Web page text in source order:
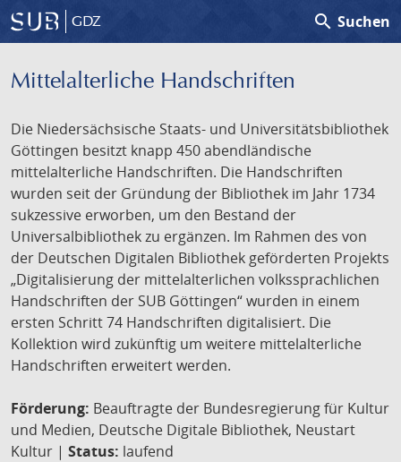
GDZ search Suchen
Mittelalterliche Handschriften
Die Niedersächsische Staats- und Universitätsbibliothek
Göttingen besitzt knapp 450 abendländische
mittelalterliche Handschriften. Die Handschriften
wurden seit der Gründung der Bibliothek im Jahr 1734
sukzessive erworben, um den Bestand der
Universalbibliothek zu ergänzen. Im Rahmen des von
der Deutschen Digitalen Bibliothek geförderten Projekts
„Digitalisierung der mittelalterlichen volkssprachlichen
Handschriften der SUB Göttingen“ wurden in einem
ersten Schritt 74 Handschriften digitalisiert. Die
Kollektion wird zukünftig um weitere mittelalterliche
Handschriften erweitert werden.
Förderung: Beauftragte der Bundesregierung für Kultur
und Medien, Deutsche Digitale Bibliothek, Neustart
Kultur | Status: laufend